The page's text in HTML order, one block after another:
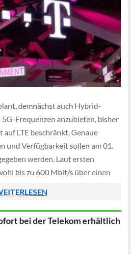
demnächst auch Hybrid-
Frequenzen anzubieten, bisher
LTE beschränkt. Genaue
und Verfügbarkeit sollen am 01.
werden. Laut ersten
bis zu 600 Mbit/s über einen
bei der Telekom erhältlich